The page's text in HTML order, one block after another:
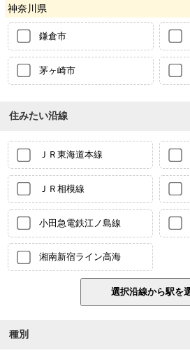
神奈川県
鎌倉市
茅ヶ崎市
住みたい沿線
ＪＲ東海道本線
ＪＲ相模線
小田急電鉄江ノ島線
湘南新宿ライン高海
種別